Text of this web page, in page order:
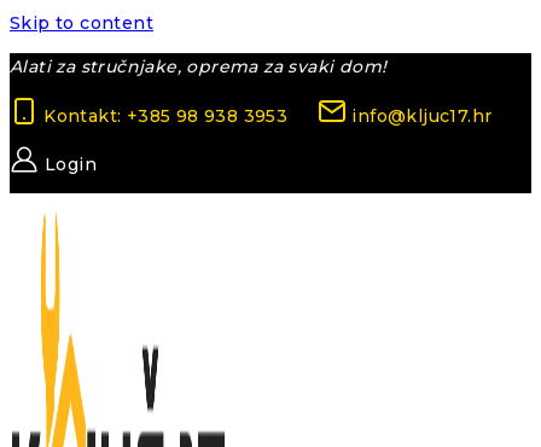
Skip to content
Alati za stručnjake, oprema za svaki dom!
Kontakt: +385 98 938 3953 info@kljuc17.hr
Login